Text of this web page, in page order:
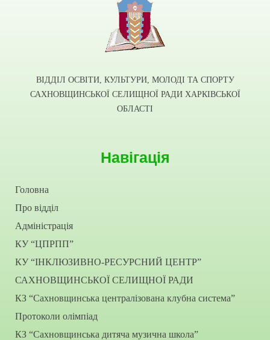
ВІДДІЛ ОСВІТИ, КУЛЬТУРИ, МОЛОДІ ТА СПОРТУ
САХНОВЩИНСЬКОЇ СЕЛИЩНОЇ РАДИ ХАРКІВСЬКОЇ
ОБЛАСТІ
Навігація
Головна
Про відділ
Адміністрація
КУ “ЦПРПП”
КУ “ІНКЛЮЗИВНО-РЕСУРСНИЙ ЦЕНТР”
САХНОВЩИНСЬКОЇ СЕЛИЩНОЇ РАДИ
КЗ “Сахновщинська централізована клубна система”
Протоколи олімпіад
КЗ “Сахновщинська дитяча музична школа”